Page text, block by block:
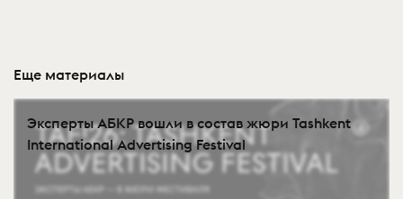
Еще материалы
Эксперты АБКР вошли в состав жюри Tashkent
International Advertising Festival